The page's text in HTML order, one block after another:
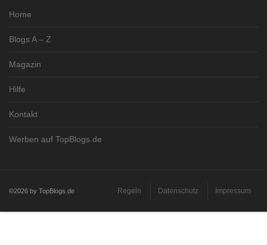
Home
Blogs A – Z
Magazin
Hilfe
Kontakt
Werben auf TopBlogs.de
©2026 by TopBlogs.de Regeln Datenschutz Impressum